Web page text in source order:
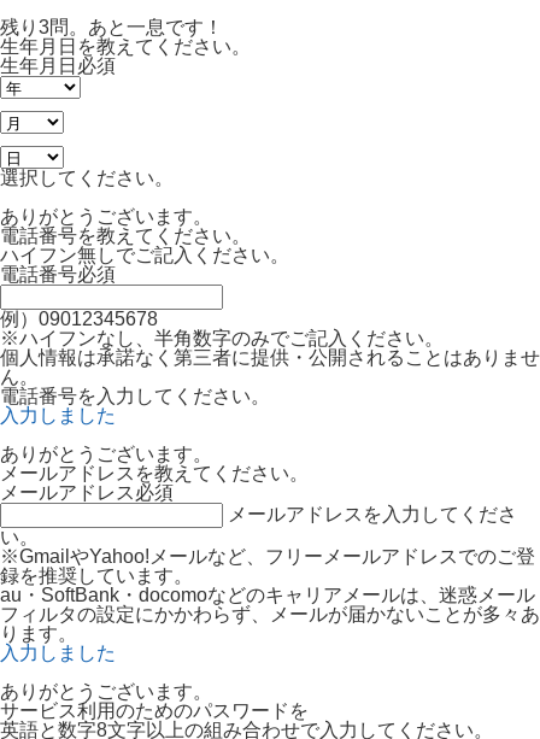
残り3問。あと一息です！
生年月日を教えてください。
生年月日 必須
選択してください。
ありがとうございます。
電話番号を教えてください。
ハイフン無しでご記入ください。
電話番号必須
例）09012345678
※ハイフンなし、半角数字のみでご記入ください。
個人情報は承諾なく第三者に提供・公開されることはありませ
ん。
電話番号を入力してください。
入力しました
ありがとうございます。
メールアドレスを教えてください。
メールアドレス必須
メールアドレスを入力してくださ
い。
※GmailやYahoo!メールなど、フリーメールアドレスでのご登
録を推奨しています。
au・SoftBank・docomoなどのキャリアメールは、迷惑メール
フィルタの設定にかかわらず、メールが届かないことが多々あ
ります。
入力しました
ありがとうございます。
サービス利用のためのパスワードを
英語と数字8文字以上の組み合わせで入力してください。